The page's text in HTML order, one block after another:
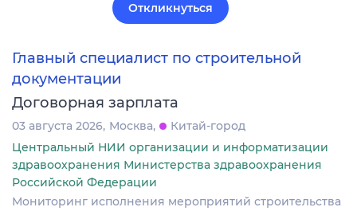
Откликнуться
Главный специалист по строительной
документации
Договорная зарплата
03 августа 2026 Москва
Китай-город
Центральный НИИ организации и информатизации
здравоохранения Министерства здравоохранения
Российской Федерации
Мониторинг исполнения мероприятий строительства